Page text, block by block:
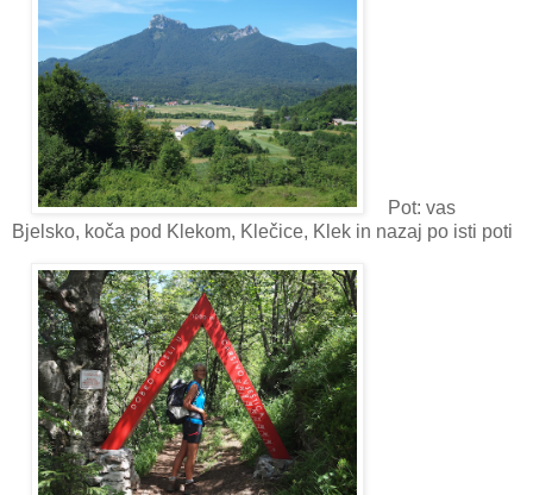
Pot: vas
Bjelsko, koča pod Klekom, Klečice, Klek in nazaj po isti poti